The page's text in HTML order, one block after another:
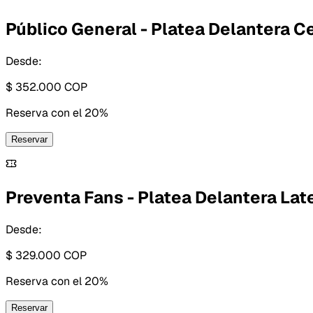
Público General - Platea Delantera
Desde:
$ 352.000 COP
Reserva con el 20%
Reservar
Preventa Fans - Platea Delantera
Desde:
$ 329.000 COP
Reserva con el 20%
Reservar